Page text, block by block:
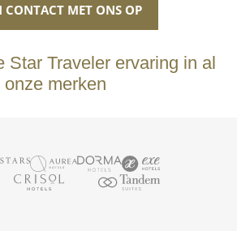
CONTACT MET ONS OP
Star Traveler ervaring in al
onze merken